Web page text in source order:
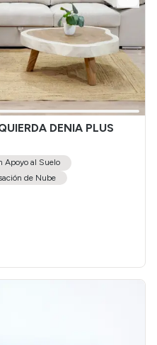
DENIA PLUS
Apoyo al Suelo
de Nube